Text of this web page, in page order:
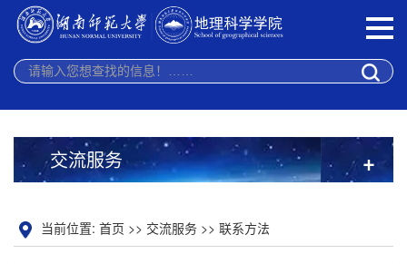
交流服务 +
当前位置: 首页 >> 交流服务 >> 联系方法